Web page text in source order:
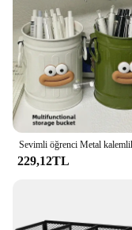
229,12TL